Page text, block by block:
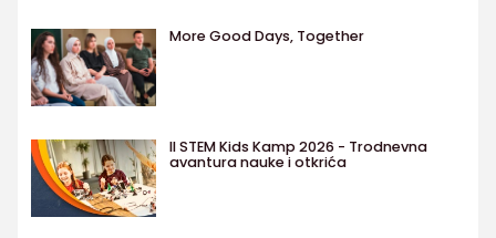
More Good Days, Together
II STEM Kids Kamp 2026 - Trodnevna
avantura nauke i otkrića